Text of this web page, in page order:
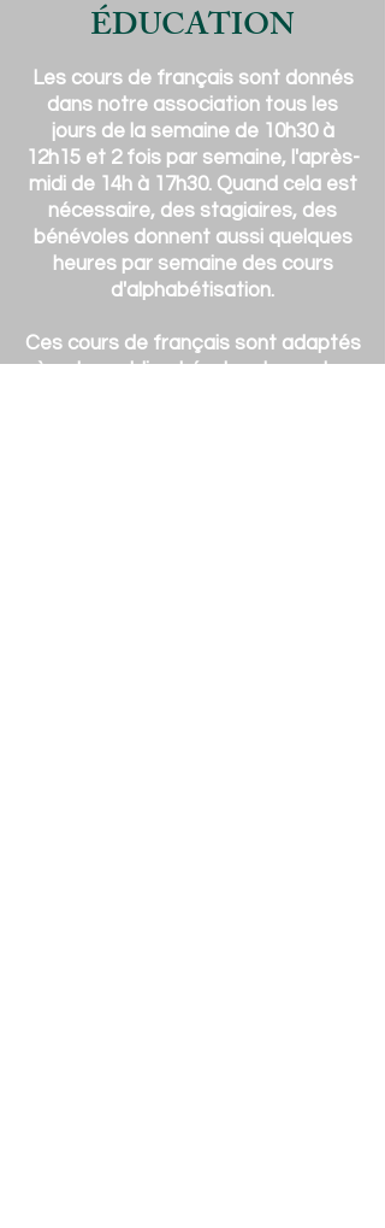
ÉDUCATION
Les cours de français sont donnés
dans notre association tous les
jours de la semaine de 10h30 à
12h15 et 2 fois par semaine, l'après-
midi de 14h à 17h30. Quand cela est
nécessaire, des stagiaires, des
bénévoles donnent aussi quelques
heures par semaine des cours
d'alphabétisation.
Ces cours de français sont adaptés
à notre public et évoluent avec les